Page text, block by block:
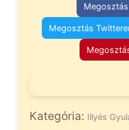
Megosztás
Kategória: Illyés